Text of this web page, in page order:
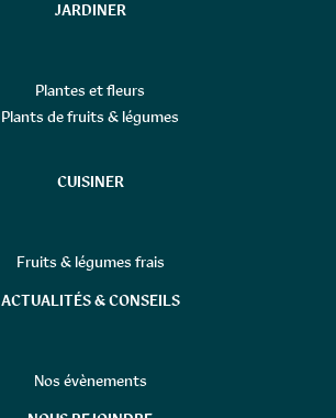
JARDINER
Plantes et fleurs
Plants de fruits & légumes
CUISINER
Fruits & légumes frais
ACTUALITÉS & CONSEILS
Nos évènements